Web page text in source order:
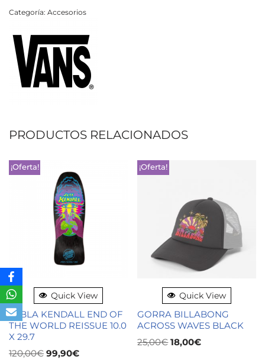
Categoría: Accesorios
PRODUCTOS RELACIONADOS
¡Oferta!
Quick View
TABLA KENDALL END OF
THE WORLD REISSUE 10.0
X 29.7
120,00€ 99,90€
¡Oferta!
Quick View
GORRA BILLABONG
ACROSS WAVES BLACK
25,00€ 18,00€